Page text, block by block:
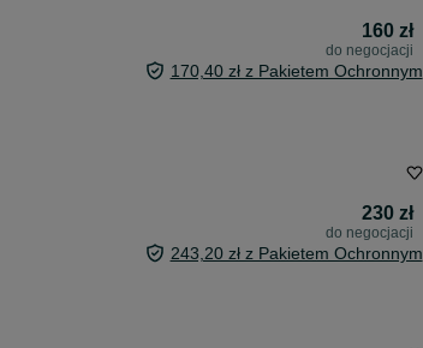
160 zł
do negocjacji
170,40 zł z Pakietem Ochronnym
230 zł
do negocjacji
243,20 zł z Pakietem Ochronnym